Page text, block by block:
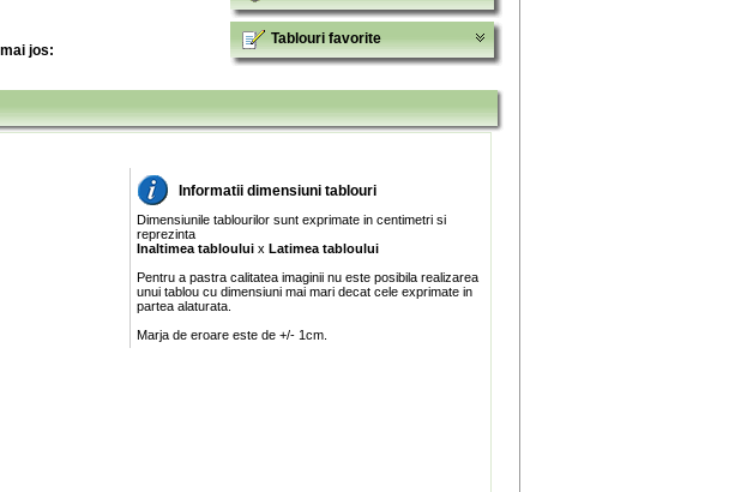
Tablouri favorite
jos:
Informatii dimensiuni tablouri
Dimensiunile tablourilor sunt exprimate in centimetri si
reprezinta
Inaltimea tabloului x Latimea tabloului
Pentru a pastra calitatea imaginii nu este posibila realizarea
unui tablou cu dimensiuni mai mari decat cele exprimate in
partea alaturata.
Marja de eroare este de +/- 1cm.